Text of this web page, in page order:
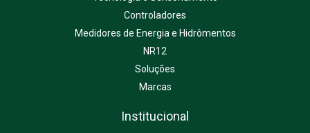
Controladores
Medidores de Energia e Hidrômentos
NR12
Soluções
Marcas
Institucional